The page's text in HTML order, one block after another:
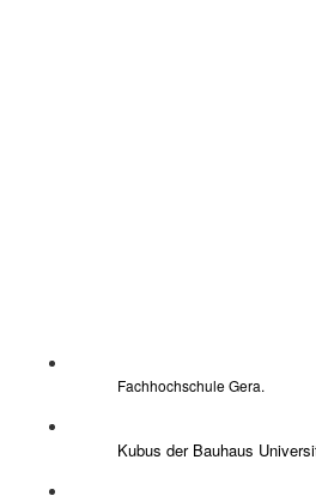
Fachhochschule Gera.
Kubus der Bauhaus